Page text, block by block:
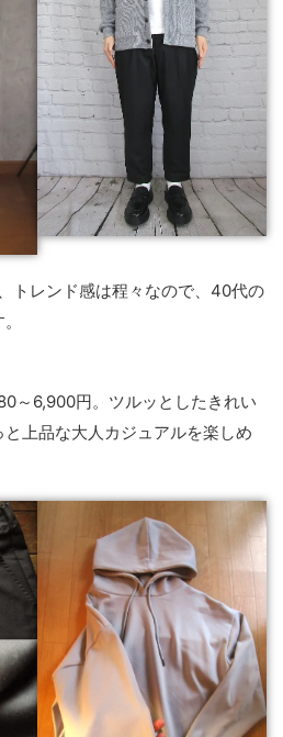
トレンド感は程々なので、40代の
～6,900円。ツルッとしたきれい
上品な大人カジュアルを楽しめ